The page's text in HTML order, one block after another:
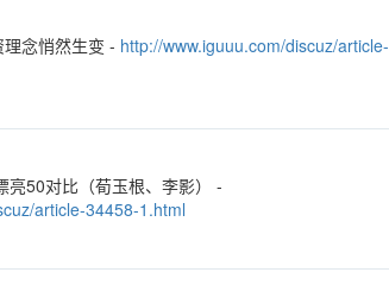
念悄然生变 - http://www.iguuu.com/discuz/article-
亮50对比（荀玉根、李影） -
article-34458-1.html